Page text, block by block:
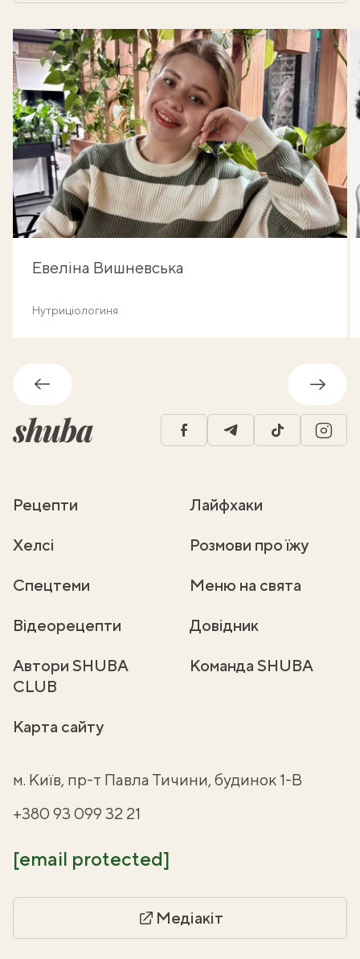
Евеліна Вишневська
Нутриціологиня
Назад
facebooktelegramtiktok
Рецепти Лайфхаки
Хелсі Розмови про їжу
Спецтеми Меню на свята
Відеорецепти Довідник
Автори SHUBA
CLUB
Команда SHUBA
Карта сайту
м. Київ, пр-т Павла Тичини, будинок 1-В
+380 93 099 32 21
[email protected]
Медіакіт